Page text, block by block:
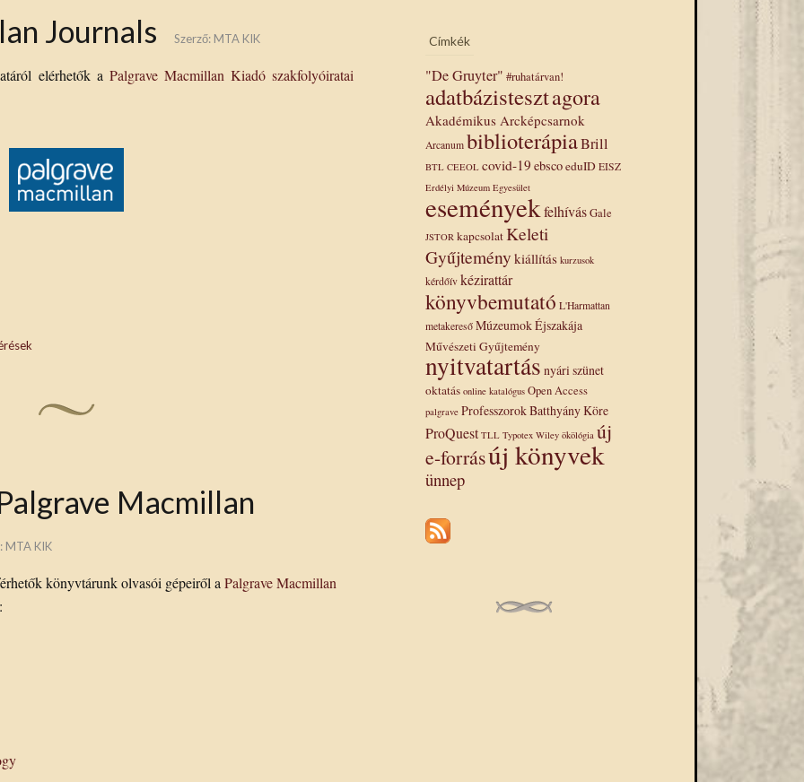
Journals Szerző: MTA KIK
elérhetők a Palgrave Macmillan Kiadó szakfolyóiratai
Macmillan
MTA KIK
könyvtárunk olvasói gépeiről a Palgrave Macmillan
Címkék
"De Gruyter" #ruhatárvan!
adatbázistesztagora
Akadémikus Arcképcsarnok
Arcanum biblioterápiaBrill
BTL CEEOL covid-19 ebscoeduID EISZ
Erdélyi Múzeum Egyesület
eseményekfelhívásGale
JSTOR kapcsolatKeleti
Gyűjtemény kiállítás kurzusok
kérdőív kézirattár
könyvbemutató L'Harmattan
metakereső Múzeumok Éjszakája
Művészeti Gyűjtemény
nyitvatartás nyári szünet
oktatás online katalógus Open Access
palgrave Professzorok Batthyány Köre
ProQuest TLL Typotex Wiley ökölógia új
e-forrásúj könyvek
ünnep